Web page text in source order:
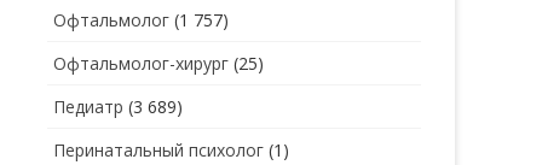
Офтальмолог (1 757)
Офтальмолог-хирург (25)
Педиатр (3 689)
Перинатальный психолог (1)